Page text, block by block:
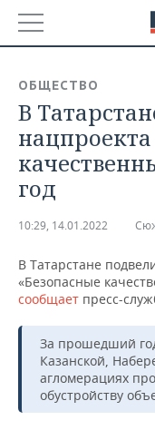
БАШКОРТОСТАН
ТАТАРСТАН
УДМУРТИЯ
НОВОСТИ
АНАЛИТИКА
НОВОСТИ
ДЕКЛАРАЦИИ О
КОРОЛИ
КОМУ
ТОРГОВЫЕ
ТАТАРСТАНА
ЭКОНОМИКА
НОВОСТИ
ФИНАНСЫ
БЮДЖЕТ
ИНВЕСТИЦИИ
НОВОСТИ
АГРОПРОМ
НЕФТЕХИМИЯ
НЕДВИЖИМОСТЬ
НОВОСТИ АВТО
БИЗНЕС
НОВОСТИ
ТЕХНОЛОГИИ
ОБЩЕСТВО
В
год
10:29, 14.01.2022
В Татарстане
«Безопасные
сообщает пресс-
За прошедший
Казанской,
агломерациях
обустройству